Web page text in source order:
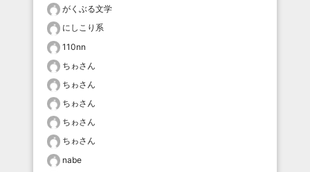
がくぶる文学
にしこり系
110nn
ちゎさん
ちゎさん
ちゎさん
ちゎさん
ちゎさん
nabe